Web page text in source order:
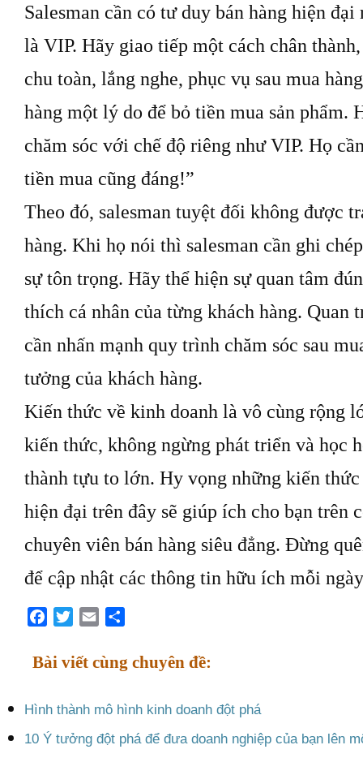
Salesman cần có tư duy bán hàng hiện
là VIP. Hãy giao tiếp một cách chân
chu toàn, lắng nghe, phục vụ sau mua
hàng một lý do để bỏ tiền mua sản phẩm.
chăm sóc với chế độ riêng như VIP. Họ
tiền mua cũng đáng!”
Theo đó, salesman tuyệt đối không được
hàng. Khi họ nói thì salesman cần ghi
sự tôn trọng. Hãy thể hiện sự quan tâm
thích cá nhân của từng khách hàng. Quan
cần nhấn mạnh quy trình chăm sóc sau
tưởng của khách hàng.
Kiến thức về kinh doanh là vô cùng rộng
kiến thức, không ngừng phát triển và học
thành tựu to lớn. Hy vọng những kiến
hiện đại trên đây sẽ giúp ích cho bạn trên
chuyên viên bán hàng siêu đẳng. Đừng
để cập nhật các thông tin hữu ích mỗi
Facebook
TwitterEmail
Bài viết cùng chuyên đề:
Hình thành mô hình kinh doanh đột phá
10 Ý tưởng đột phá để đưa doanh nghiệp của bạn lên